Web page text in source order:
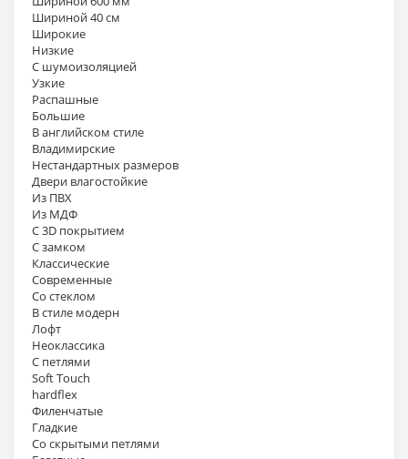
Шириной 40 см
Широкие
Низкие
С шумоизоляцией
Узкие
Распашные
Большие
В английском стиле
Владимирские
Нестандартных размеров
Двери влагостойкие
Из ПВХ
Из МДФ
С 3D покрытием
С замком
Классические
Современные
Со стеклом
В стиле модерн
Лофт
Неоклассика
С петлями
Soft Touch
hardflex
Филенчатые
Гладкие
Со скрытыми петлями